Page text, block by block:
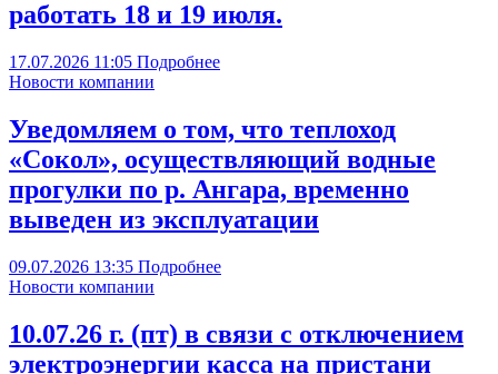
работать 18 и 19 июля.
17.07.2026 11:05 Подробнее
Новости компании
Уведомляем о том, что теплоход
«Сокол», осуществляющий водные
прогулки по р. Ангара, временно
выведен из эксплуатации
09.07.2026 13:35 Подробнее
Новости компании
10.07.26 г. (пт) в связи с отключением
электроэнергии касса на пристани